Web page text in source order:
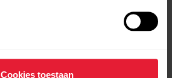
Cookies toestaan